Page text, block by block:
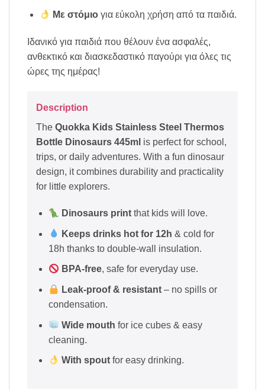
Με στόμιο για εύκολη χρήση από τα παιδιά.
Ιδανικό για παιδιά που θέλουν ένα ασφαλές,
ανθεκτικό και διασκεδαστικό παγούρι για όλες τις
ώρες της ημέρας!
Description
The Quokka Kids Stainless Steel Thermos
Bottle Dinosaurs 445ml is perfect for school,
trips, or daily adventures. With a fun dinosaur
design, it combines durability and practicality
for little explorers.
Dinosaurs print that kids will love.
Keeps drinks hot for 12h & cold for
18h thanks to double-wall insulation.
BPA-free, safe for everyday use.
Leak-proof & resistant – no spills or
condensation.
Wide mouth for ice cubes & easy
cleaning.
With spout for easy drinking.